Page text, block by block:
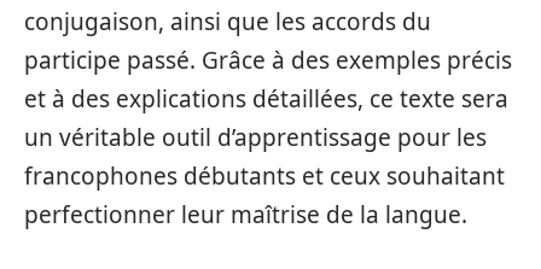
conjugaison, ainsi que les accords du
participe passé. Grâce à des exemples précis
et à des explications détaillées, ce texte sera
un véritable outil d’apprentissage pour les
francophones débutants et ceux souhaitant
perfectionner leur maîtrise de la langue.